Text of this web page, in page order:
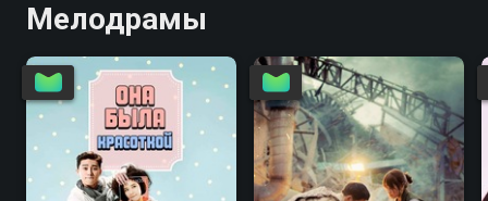
Мелодрамы